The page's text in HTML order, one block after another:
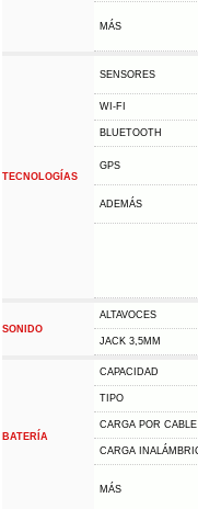
MÁS
TECNOLOGÍAS
SENSORES
WI-FI
BLUETOOTH
GPS
ADEMÁS
SONIDO
ALTAVOCES
JACK 3,5MM
BATERÍA
CAPACIDAD
TIPO
CARGA POR CABLE
CARGA
MÁS